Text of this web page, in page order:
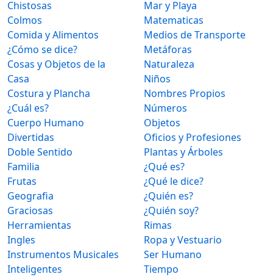
Chistosas
Colmos
Comida y Alimentos
¿Cómo se dice?
Cosas y Objetos de la
Casa
Costura y Plancha
¿Cuál es?
Cuerpo Humano
Divertidas
Doble Sentido
Familia
Frutas
Geografia
Graciosas
Herramientas
Ingles
Instrumentos Musicales
Inteligentes
Mar y Playa
Matematicas
Medios de Transporte
Metáforas
Naturaleza
Niños
Nombres Propios
Números
Objetos
Oficios y Profesiones
Plantas y Árboles
¿Qué es?
¿Qué le dice?
¿Quién es?
¿Quién soy?
Rimas
Ropa y Vestuario
Ser Humano
Tiempo